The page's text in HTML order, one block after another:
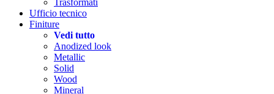
Trasformati
Ufficio tecnico
Finiture
Vedi tutto
Anodized look
Metallic
Solid
Wood
Mineral